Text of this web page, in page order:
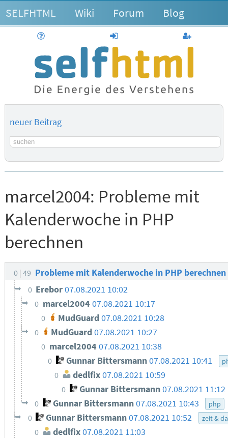
SELFHTML Wiki Forum Blog
anmelden
neuer Beitrag
Suchbegriff
marcel2004: Probleme mit
Kalenderwoche in PHP
berechnen
0 49 Probleme mit Kalenderwoche in PHP berechnen
0 Erebor07.08.2021 10:02
0 marcel2004 07.08.2021 10:17
0 MudGuard 07.08.2021 10:28
0 MudGuard 07.08.2021 10:27
0 marcel2004 07.08.2021 10:38
0 Gunnar Bittersmann07.08.2021 10:41
0 dedlfix07.08.2021 10:59
0 Gunnar Bittersmann07.08.2021 11:12
0 Gunnar Bittersmann 07.08.2021 10:43 php
0 Gunnar Bittersmann07.08.2021 10:52 zeit &
0 dedlfix 07.08.2021 11:03